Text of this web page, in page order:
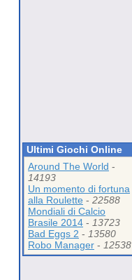
Ultimi Giochi Online
Around The World -
14193
Un momento di fortuna
alla Roulette - 22588
Mondiali di Calcio
Brasile 2014 - 13723
Bad Eggs 2 - 13580
Robo Manager - 12538